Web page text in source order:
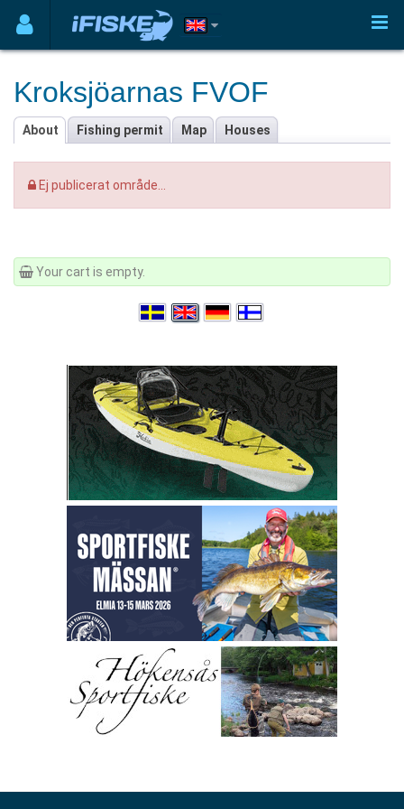
Kroksjöarnas FVOF
About Fishing permit Map Houses
Ej publicerat område...
Your cart is empty.